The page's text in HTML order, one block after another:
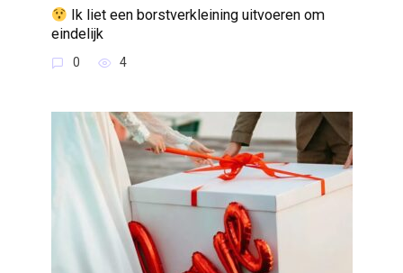
Ik liet een borstverkleining uitvoeren om
eindelijk
0 4